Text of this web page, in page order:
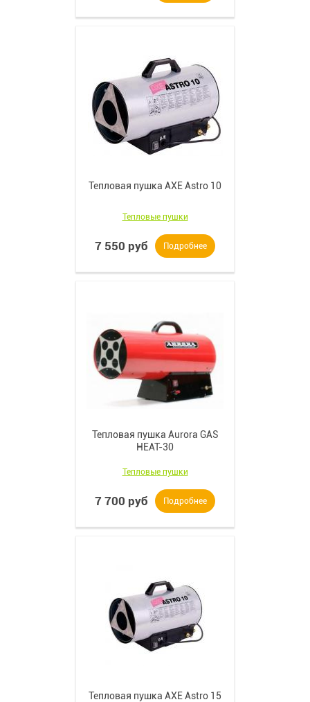
Тепловая пушка AXE Astro 10
Тепловые пушки
7 550 руб Подробнее
Тепловая пушка Aurora GAS
HEAT-30
Тепловые пушки
7 700 руб Подробнее
Тепловая пушка AXE Astro 15